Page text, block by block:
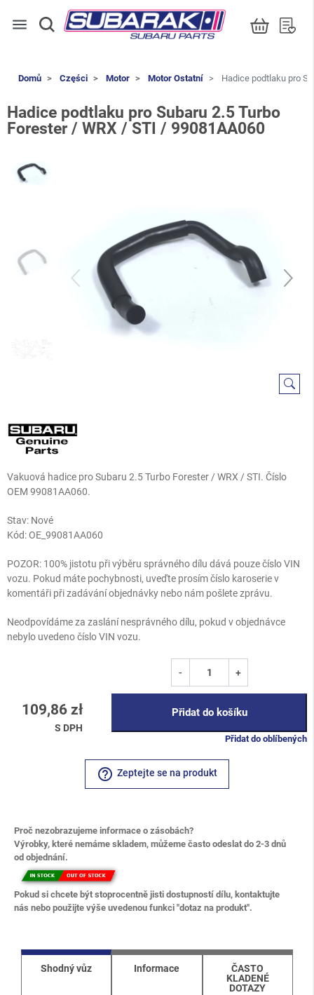
menu
Domů Części Motor Motor Ostatní Hadice podtlaku pro
Hadice podtlaku pro Subaru 2.5 Turbo
Forester / WRX / STI / 99081AA060
Vakuová hadice pro Subaru 2.5 Turbo Forester / WRX / STI. Číslo
OEM 99081AA060.
Stav: Nové
Kód:OE_99081AA060
POZOR: 100% jistotu při výběru správného dílu dává pouze číslo VIN
vozu. Pokud máte pochybnosti, uveďte prosím číslo karoserie v
komentáři při zadávání objednávky nebo nám pošlete zprávu.
Neodpovídáme za zaslání nesprávného dílu, pokud v objednávce
nebylo uvedeno číslo VIN vozu.
109,86 zł
S DPH
- +
Přidat do košíku
Přidat do oblíbených
help_outline Zeptejte se na produkt
Proč nezobrazujeme informace o zásobách?
Výrobky, které nemáme skladem, můžeme často odeslat do 2-3 dnů
od objednání.
Pokud si chcete být stoprocentně jisti dostupností dílu, kontaktujte
nás nebo použijte výše uvedenou funkci "dotaz na produkt".
Shodný vůz Informace
ČASTO
KLADENÉ
DOTAZY